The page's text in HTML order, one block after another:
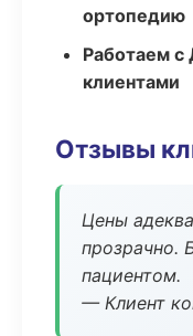
ортопедию
Работаем
клиентами
Отзывы
Цены
прозрачно.
пациентом.
— Клиент